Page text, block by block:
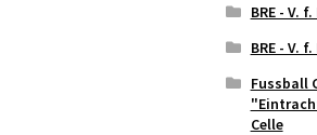
BRE - V.
BRE - V.
Fussball
Celle